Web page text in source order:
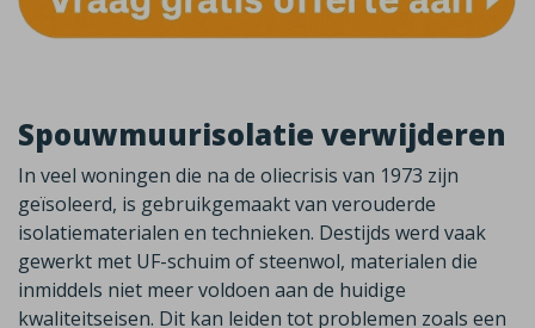
Spouwmuurisolatie verwijderen
In veel woningen die na de oliecrisis van 1973 zijn
geïsoleerd, is gebruikgemaakt van verouderde
isolatiematerialen en technieken. Destijds werd vaak
gewerkt met UF-schuim of steenwol, materialen die
inmiddels niet meer voldoen aan de huidige
kwaliteitseisen. Dit kan leiden tot problemen zoals een